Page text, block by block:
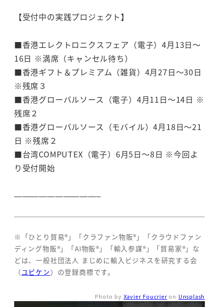
【受付中の実践プロジェクト】
■香港エレクトロニクスフェア（電子）4月13日～
16日 ※満席（キャンセル待ち）
■香港ギフト＆プレミアム（雑貨）4月27日～30日
※残席３
■香港グローバルソース（電子）4月11日～14日 ※
残席２
■香港グローバルソース（モバイル）4月18日～21
日 ※残席２
■台湾COMPUTEX（電子）6月5日～8日 ※今回よ
り受付開始
——————————–
※「ひとり貿易®」「クラファン物販®」「クラウドファン
ディング物販®」「AI物販®」「輸入参謀®」「貿易家®」な
どは、一般社団法人 まじめに輸入ビジネスを研究する会
（ユビケン）の登録商標です。
Photo by Xavier Foucrieron Unsplash